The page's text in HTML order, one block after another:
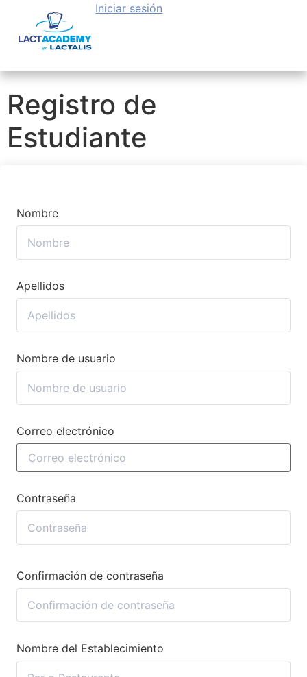
Iniciar sesión
Registro de
Estudiante
Nombre
Apellidos
Nombre de usuario
Correo electrónico
Contraseña
Confirmación de contraseña
Nombre del Establecimiento